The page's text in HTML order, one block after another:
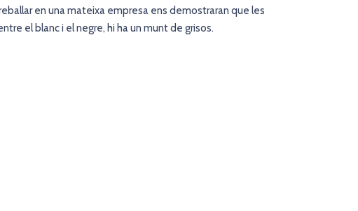
en una mateixa empresa ens demostraran que les
el blanc i el negre, hi ha un munt de grisos.